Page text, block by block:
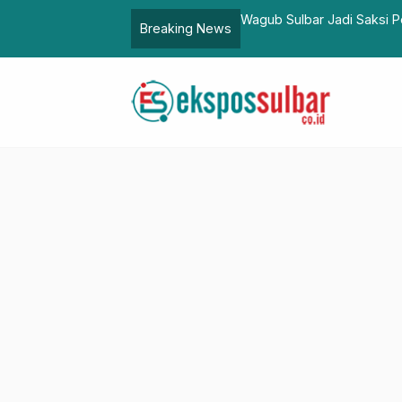
Breaking News
Sulbar Jadi Saksi Pernikahan Anak Imam Masjid Syuhada,
dengan Ulama dan Masyarakat